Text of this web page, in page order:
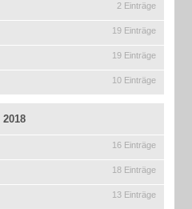
2 Einträge
19 Einträge
19 Einträge
10 Einträge
2018
16 Einträge
18 Einträge
13 Einträge